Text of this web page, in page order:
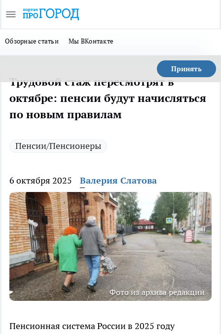
Обзорные статьи Мы ВКонтакте
Принять
Трудовой стаж пересмотрят в
октябре: пенсии будут начисляться
по новым правилам
Пенсии/Пенсионеры
6 октября 2025 Валерия Слатова
Фото из архива редакции
Пенсионная система России в 2025 году